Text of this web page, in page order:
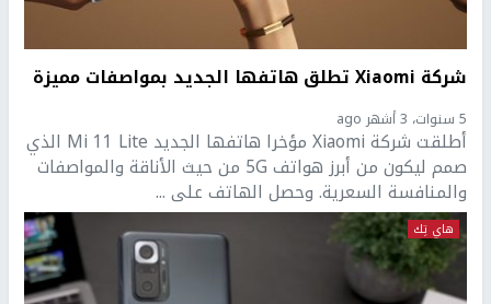
شركة Xiaomi تطلق هاتفها الجديد بمواصفات مميزة
5 سنوات، 3 أشهر ago
أطلقت شركة Xiaomi مؤخرا هاتفها الجديد Mi 11 Lite الذي
صمم ليكون من أبرز هواتف 5G من حيث الأناقة والمواصفات
والمنافسة السعرية. وحصل الهاتف على ...
هاي تِك